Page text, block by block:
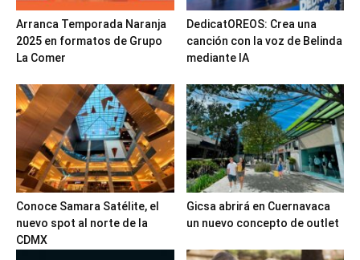
Arranca Temporada Naranja
2025 en formatos de Grupo
La Comer
DedicatOREOS: Crea una
canción con la voz de Belinda
mediante IA
Conoce Samara Satélite, el
nuevo spot al norte de la
CDMX
Gicsa abrirá en Cuernavaca
un nuevo concepto de outlet